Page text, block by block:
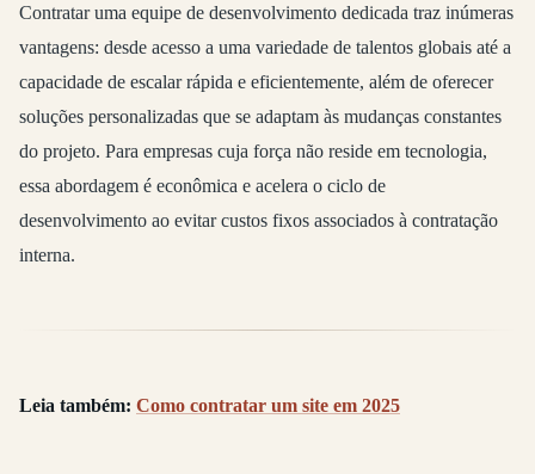
Contratar uma equipe de desenvolvimento dedicada traz inúmeras
vantagens: desde acesso a uma variedade de talentos globais até a
capacidade de escalar rápida e eficientemente, além de oferecer
soluções personalizadas que se adaptam às mudanças constantes
do projeto. Para empresas cuja força não reside em tecnologia,
essa abordagem é econômica e acelera o ciclo de
desenvolvimento ao evitar custos fixos associados à contratação
interna.
Leia também: Como contratar um site em 2025